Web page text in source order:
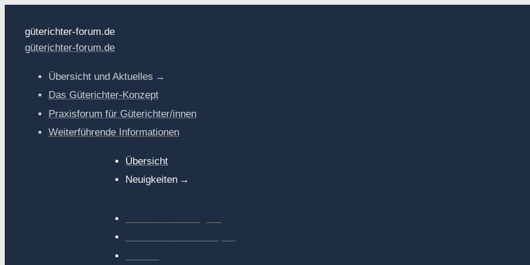
güterichter-forum.de
güterichter-forum.de
Übersicht und Aktuelles
Das Güterichter-Konzept
Praxisforum für Güterichter/innen
Weiterführende Informationen
Übersicht
Neuigkeiten